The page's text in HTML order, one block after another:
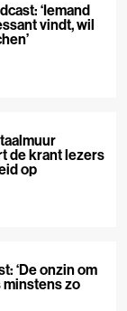
‘Iemand
vindt, wil
de krant lezers
op
‘De onzin om
zo